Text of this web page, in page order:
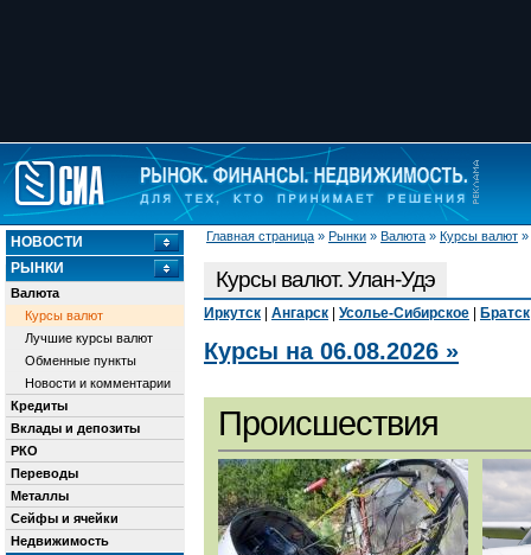
Главная страница » Рынки » Валюта » Курсы валют »
НОВОСТИ
РЫНКИ
Валюта
Курсы валют
Лучшие курсы валют
Обменные пункты
Новости и комментарии
Кредиты
Вклады и депозиты
РКО
Переводы
Металлы
Сейфы и ячейки
Недвижимость
Курсы валют. Улан-Удэ
Иркутск Ангарск Усолье-Сибирское Братск
Курсы на 06.08.2026 »
Происшествия